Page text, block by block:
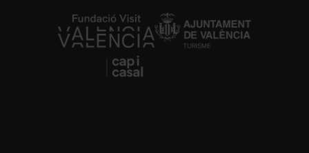
https://fundacion.visitvalencia.com/